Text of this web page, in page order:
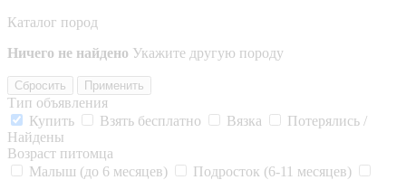
Каталог пород
Ничего не найдено Укажите другую породу
Сбросить Применить
Тип объявления
Купить
Взять бесплатно Вязка
Потерялись /
Найдены
Возраст питомца
Малыш (до 6 месяцев)
Подросток (6-11 месяцев)